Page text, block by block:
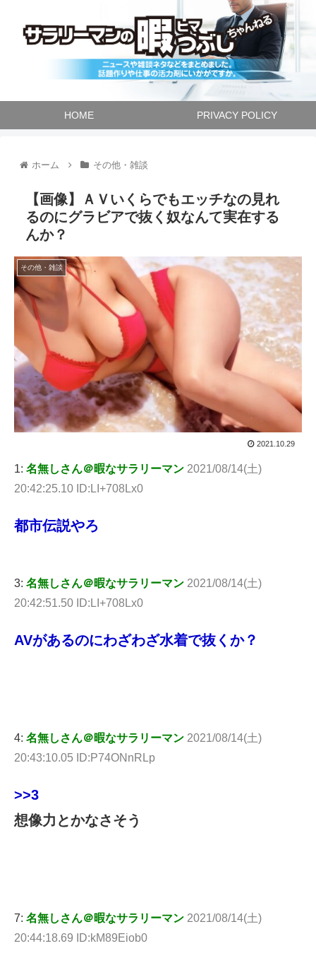
HOME PRIVACY POLICY
ホーム その他・雑談
【画像】ＡＶいくらでもエッチなの見れ
るのにグラビアで抜く奴なんて実在する
んか？
その他・雑談
2021.10.29
1: 名無しさん＠暇なサラリーマン 2021/08/14(土)
20:42:25.10 ID:LI+708Lx0
都市伝説やろ
3: 名無しさん＠暇なサラリーマン 2021/08/14(土)
20:42:51.50 ID:LI+708Lx0
AVがあるのにわざわざ水着で抜くか？
4: 名無しさん＠暇なサラリーマン 2021/08/14(土)
20:43:10.05 ID:P74ONnRLp
>>3
想像力とかなさそう
7: 名無しさん＠暇なサラリーマン 2021/08/14(土)
20:44:18.69 ID:kM89Eiob0